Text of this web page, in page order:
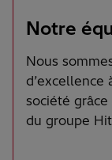
Notre
Nous
d’excellence
société grâce
du groupe